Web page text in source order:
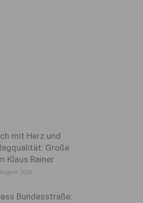
mit Herz und
Große
Klaus Rainer
2026
Bundesstraße: